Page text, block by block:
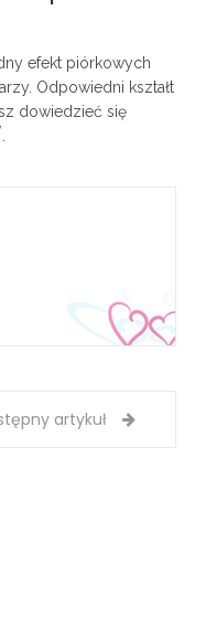
efekt piórkowych
Odpowiedni kształt
dowiedzieć się
artykuł